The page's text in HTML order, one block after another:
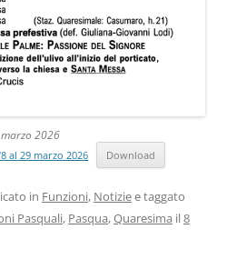
2026
al 29 marzo 2026 Download
in Funzioni, Notiziee taggato
Pasquali, Pasqua,Quaresima il8